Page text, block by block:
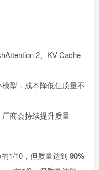
2、KV Cache
型，成本降低但质量不
厂商会持续提升质量
1/10，但质量达到 90%